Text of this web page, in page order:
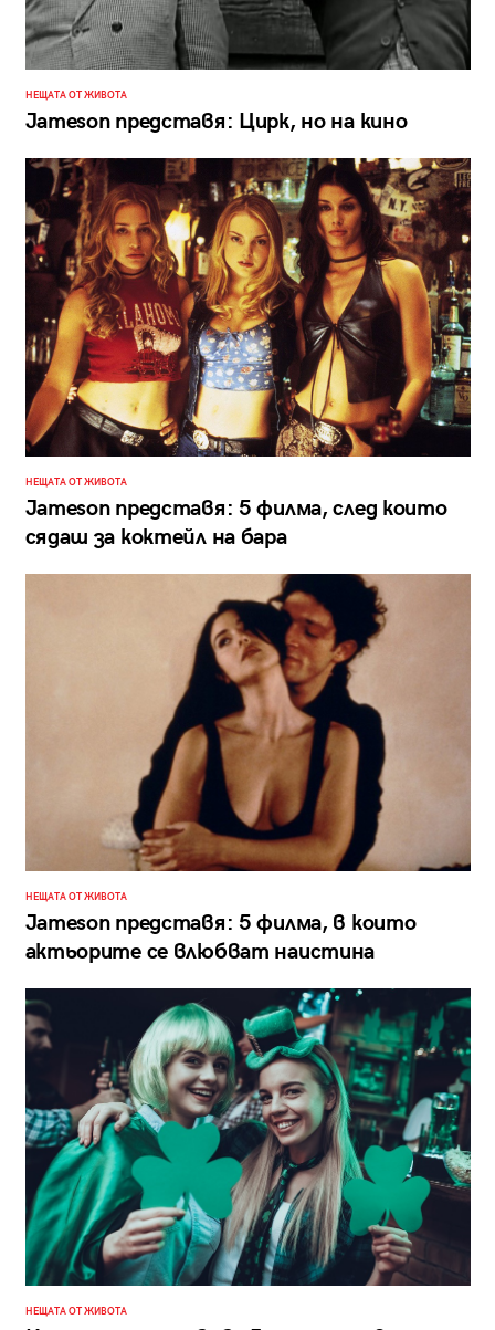
НЕЩАТА ОТ ЖИВОТА
Jameson представя: Цирк, но на кино
НЕЩАТА ОТ ЖИВОТА
Jameson представя: 5 филма, след които
сядаш за коктейл на бара
НЕЩАТА ОТ ЖИВОТА
Jameson представя: 5 филма, в които
актьорите се влюбват наистина
НЕЩАТА ОТ ЖИВОТА